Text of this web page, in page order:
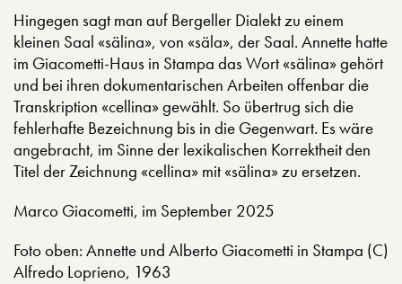
Hingegen sagt man auf Bergeller Dialekt zu einem
kleinen Saal «sälina», von «säla», der Saal. Annette hatte
im Giacometti-Haus in Stampa das Wort «sälina» gehört
und bei ihren dokumentarischen Arbeiten offenbar die
Transkription «cellina» gewählt. So übertrug sich die
fehlerhafte Bezeichnung bis in die Gegenwart. Es wäre
angebracht, im Sinne der lexikalischen Korrektheit den
Titel der Zeichnung «cellina» mit «sälina» zu ersetzen.
Marco Giacometti, im September 2025
Foto oben: Annette und Alberto Giacometti in Stampa (C)
Alfredo Loprieno, 1963